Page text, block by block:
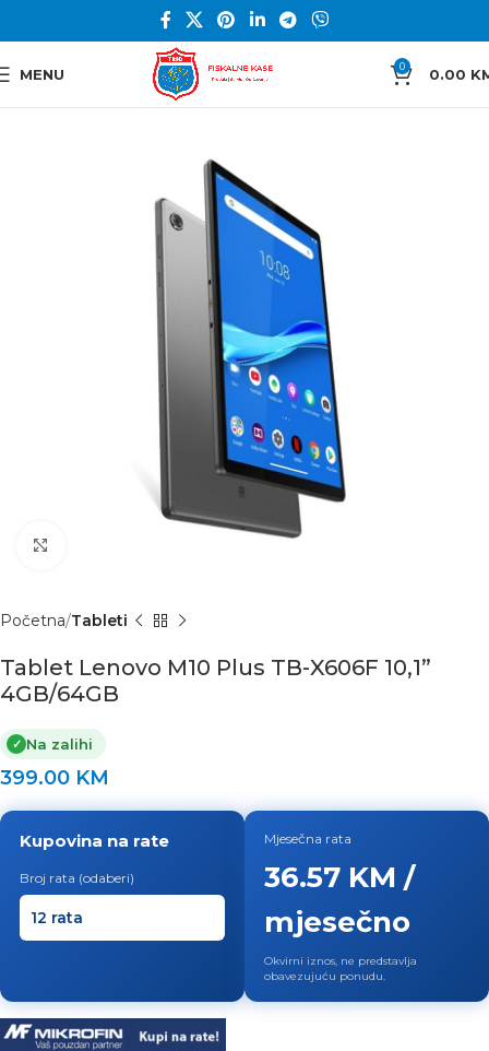
MENU 0 0.00
Početna Tableti
Tablet Lenovo M10 Plus TB-X606F 10,1”
4GB/64GB
✓ Na zalihi
399.00 KM
Kupovina na rate
Broj rata (odaberi)
Mjesečna rata
36.57 KM /
mjesečno
Okvirni iznos, ne predstavlja
obavezujuću ponudu.